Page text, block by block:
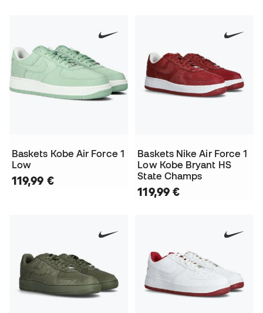
Baskets Kobe Air Force 1
Low
119,99 €
Baskets Nike Air Force 1
Low Kobe Bryant HS
State Champs
119,99 €